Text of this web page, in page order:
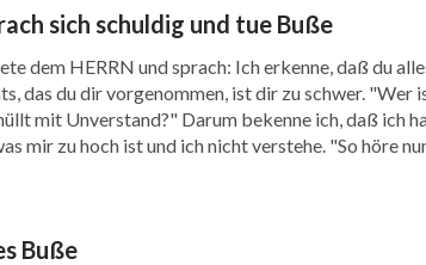
Saul aber sprach zu David: Du
streiten; denn du bist ein Knabe,
David aber sprach zu Saul: Dein
Löwe und ein Bär und trug ein Schaf
und errettete es aus seinem Maul. Und
Bart und schlug ihn und tötete ihn.
sich schuldig und tue Buße
dem HERRN und sprach: Ich erkenne, daß du
das du dir vorgenommen, ist dir zu schwer. "Wer
mit Unverstand?" Darum bekenne ich, daß ich
mir zu hoch ist und ich nicht verstehe. "So höre
Buße